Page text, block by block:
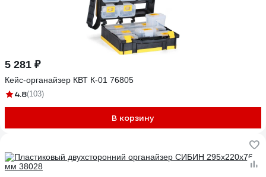
5 281 ₽
Кейс-органайзер КВТ К-01 76805
4.8(103)
В корзину